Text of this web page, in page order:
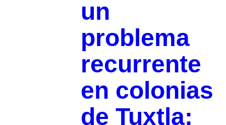
un
problema
recurrente
en colonias
de Tuxtla;